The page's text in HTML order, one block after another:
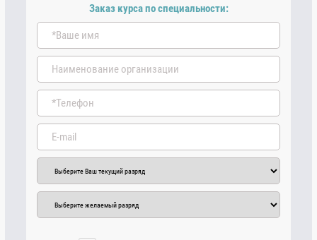
Заказ курса по специальности: